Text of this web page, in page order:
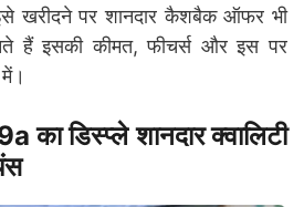
खरीदने पर शानदार कैशबैक ऑफर भी
हैं इसकी कीमत, फीचर्स और इस पर
डिस्प्ले शानदार क्वालिटी